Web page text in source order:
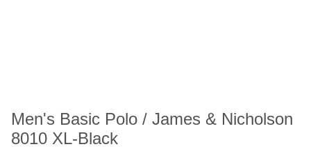
Men's Basic Polo / James & Nicholson
8010 XL-Black